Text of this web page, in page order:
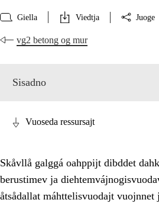
Giella Viedtja Juoge
vg2 betong og mur
Sisadno
Vuoseda ressursajt
Skåvllå galggá oahppijt dibddet
berustimev ja
åtsådallat máhttelisvuodajt vuojnnet